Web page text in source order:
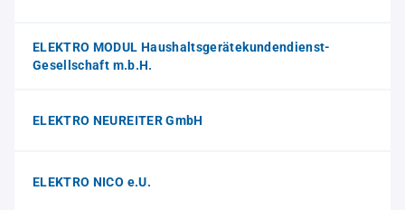
ELEKTRO MODUL Haushaltsgerätekundendienst-
Gesellschaft m.b.H.
ELEKTRO NEUREITER GmbH
ELEKTRO NICO e.U.